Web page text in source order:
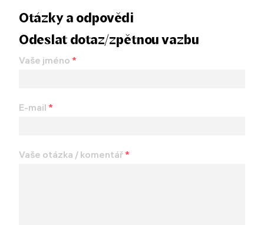
Otázky a odpovědi
Odeslat dotaz/zpětnou vazbu
Vaše jméno *
E-mail *
Vaše otázka / komentář*